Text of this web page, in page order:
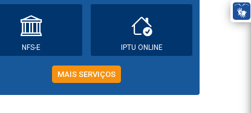
NFS-E IPTU ONLINE
MAIS SERVIÇOS